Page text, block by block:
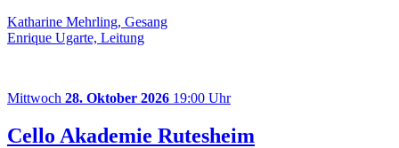
Katharine Mehrling, Gesang
Enrique Ugarte, Leitung
Mittwoch 28. Oktober 2026 19:00 Uhr
Cello Akademie Rutesheim